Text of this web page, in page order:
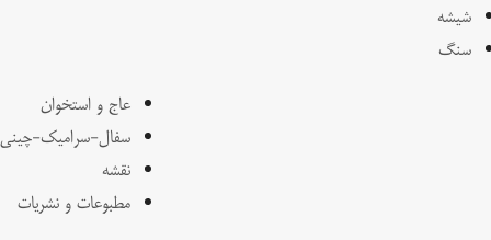
شیشه
سنگ
عاج و استخوان
سفال-سرامیک-چینی
نقشه
مطبوعات و نشریات